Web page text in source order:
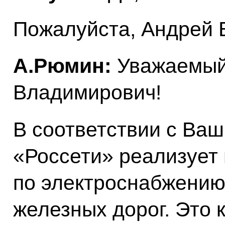
Пожалуйста, Андрей
А.Рюмин:
Владимирович!
В соответствии с
«Россети»
по
железных дорог. Это